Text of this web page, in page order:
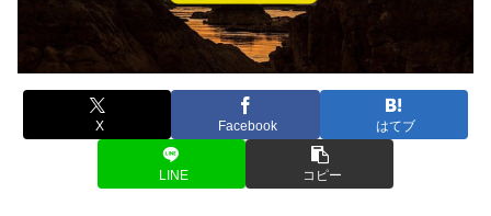
X Facebook はてブ
LINE コピー